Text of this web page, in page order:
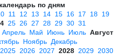
по дням
11 12 13 14 15 16 17 18 19
25 26 27 28 29 30 31
Апрель Май Июнь Июль Август
Ноябрь Декабрь
2025 2026 2027 2028 2029 2030